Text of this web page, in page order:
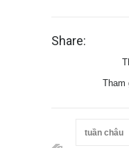
Share:
Tham
tuần châu